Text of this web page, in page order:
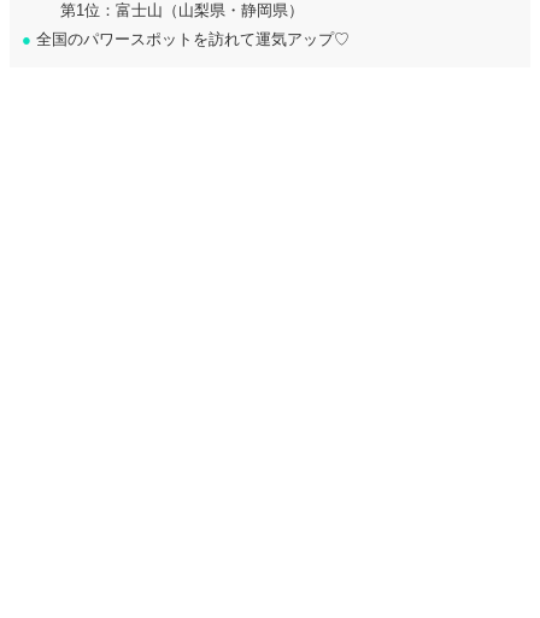
第1位：富士山（山梨県・静岡県）
● 全国のパワースポットを訪れて運気アップ♡